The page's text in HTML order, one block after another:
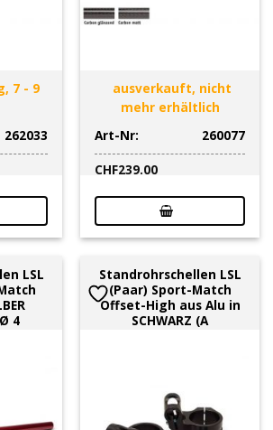
7 - 9
262033
ausverkauft, nicht
mehr erhältlich
Art-Nr:
260077
CHF239.00
LSL
4
Standrohrschellen LSL
(Paar) Sport-Match
Offset-High aus Alu in
SCHWARZ (A